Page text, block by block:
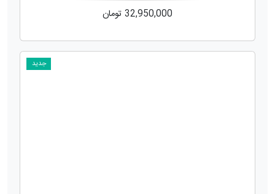
32,950,000 تومان
جدید